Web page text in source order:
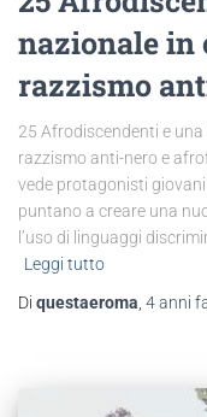
nazionale in
razzismo
25 Afrodiscendenti e
razzismo anti-nero e
vede protagonisti
puntano a creare una
l’uso di linguaggi
Leggi tutto
Di questaeroma, 4 anni